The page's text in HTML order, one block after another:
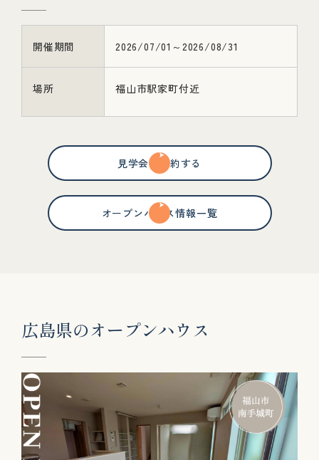
開催期間 2026/07/01～2026/08/31
場所 福山市駅家町付近
見学会を予約する
オープンハウス情報一覧
広島県のオープンハウ ス